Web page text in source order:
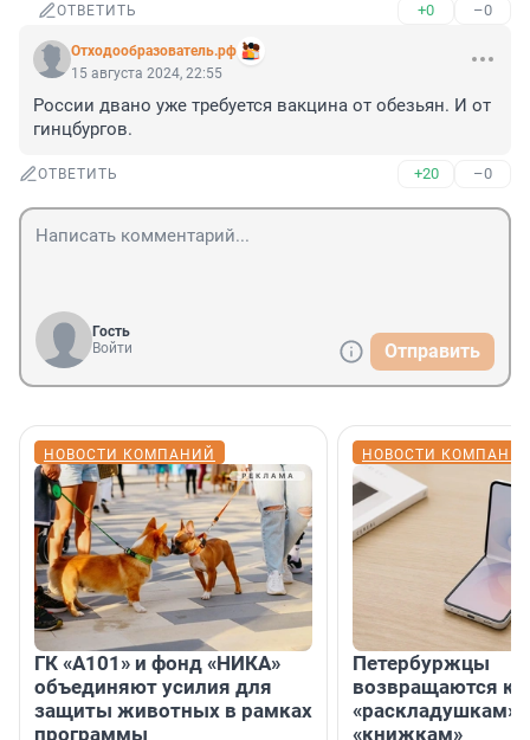
ОТВЕТИТЬ +0 –0
Отходообразователь.рф
15 августа 2024, 22:55
России двано уже требуется вакцина от обезьян. И от
гинцбургов.
ОТВЕТИТЬ +20 –0
Гость
Войти
Отправить
НОВОСТИ КОМПАНИЙ
ГК «А101» и фонд «НИКА»
объединяют усилия для
защиты животных в рамках
программы
НОВОСТИ
Петербуржцы
возвращаются к
«раскладушкам»
«книжкам»